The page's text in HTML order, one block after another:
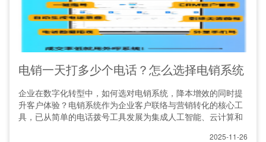
电销一天打多少个电话？怎么选择电销系统
企业在数字化转型中，如何选对电销系统，降本增效的同时提
升客户体验？电销系统作为企业客户联络与营销转化的核心工
具，已从简单的电话拨号工具发展为集成人工智能、云计算和
2025-11-26